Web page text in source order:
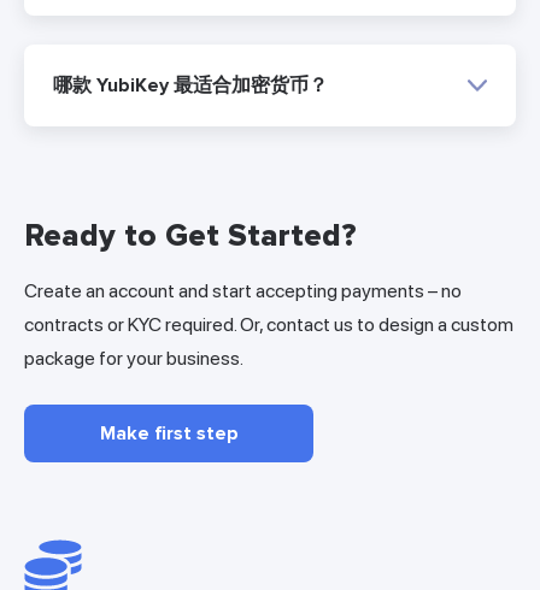
哪款 YubiKey 最适合加密货币？
Ready to Get Started?
Create an account and start accepting payments – no
contracts or KYC required. Or, contact us to design a custom
package for your business.
Make first step